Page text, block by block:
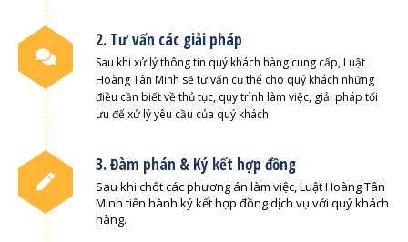
2. Tư vấn các giải pháp
Sau khi xử lý thông tin quý khách hàng cung cấp, Luật
Hoàng Tân Minh sẽ tư vấn cụ thể cho quý khách những
điều cần biết về thủ tục, quy trình làm việc, giải pháp tối
ưu để xử lý yêu cầu của quý khách
3. Đàm phán & Ký kết hợp đồng
Sau khi chốt các phương án làm việc, Luật Hoàng Tân
Minh tiến hành ký kết hợp đồng dịch vụ với quý khách
hàng.